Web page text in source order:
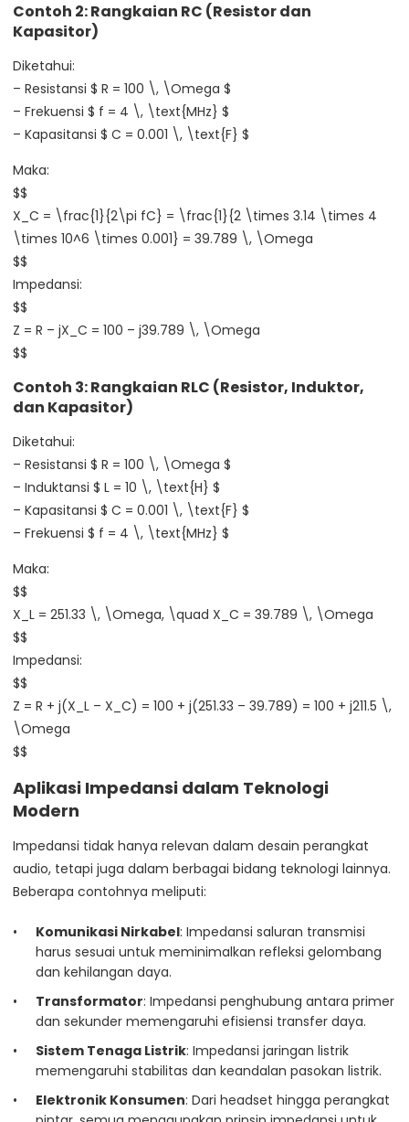
Contoh 2: Rangkaian RC (Resistor dan
Kapasitor)
Diketahui:
– Resistansi $ R = 100 \, \Omega $
– Frekuensi $ f = 4 \, \text{MHz} $
– Kapasitansi $ C = 0.001 \, \text{F} $
Maka:
$$
X_C = \frac{1}{2\pi fC} = \frac{1}{2 \times 3.14 \times 4
\times 10^6 \times 0.001} = 39.789 \, \Omega
$$
Impedansi:
$$
Z = R – jX_C = 100 – j39.789 \, \Omega
$$
Contoh 3: Rangkaian RLC (Resistor, Induktor,
dan Kapasitor)
Diketahui:
– Resistansi $ R = 100 \, \Omega $
– Induktansi $ L = 10 \, \text{H} $
– Kapasitansi $ C = 0.001 \, \text{F} $
– Frekuensi $ f = 4 \, \text{MHz} $
Maka:
$$
X_L = 251.33 \, \Omega, \quad X_C = 39.789 \, \Omega
$$
Impedansi:
$$
Z = R + j(X_L – X_C) = 100 + j(251.33 – 39.789) = 100 + j211.5 \,
\Omega
$$
Aplikasi Impedansi dalam Teknologi
Modern
Impedansi tidak hanya relevan dalam desain perangkat
audio, tetapi juga dalam berbagai bidang teknologi lainnya.
Beberapa contohnya meliputi:
Komunikasi Nirkabel: Impedansi saluran transmisi
harus sesuai untuk meminimalkan refleksi gelombang
dan kehilangan daya.
Transformator: Impedansi penghubung antara primer
dan sekunder memengaruhi efisiensi transfer daya.
Sistem Tenaga Listrik: Impedansi jaringan listrik
memengaruhi stabilitas dan keandalan pasokan listrik.
Elektronik Konsumen: Dari headset hingga perangkat